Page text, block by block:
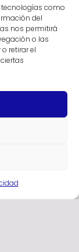
tecnologías como
del
nos permitirá
o las
retirar el
Listada